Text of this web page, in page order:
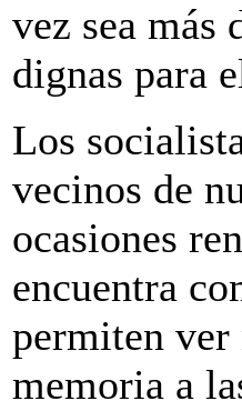
vez sea más
dignas para
Los
vecinos de
ocasiones
encuentra
permiten ver
memoria a